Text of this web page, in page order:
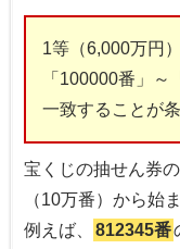
1等（6,000万円
「100000番」
一致することが条
宝くじの抽せん券
（10万番）から始
例えば、
812345番